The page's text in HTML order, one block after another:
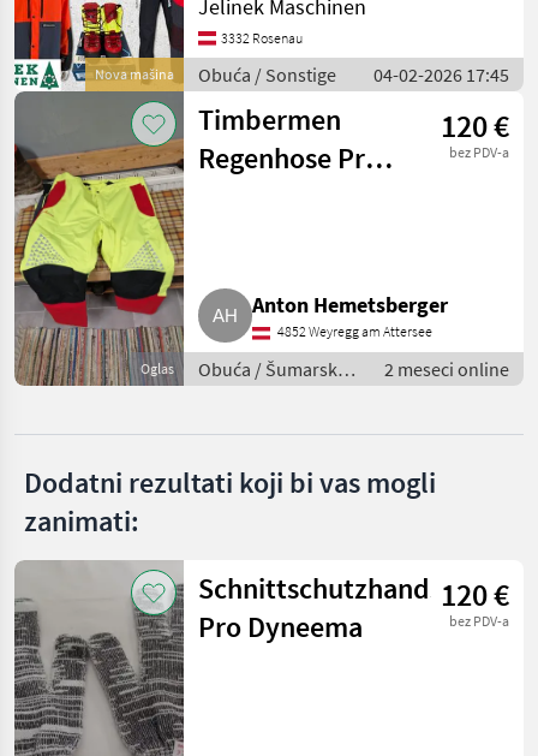
Marketplace
Ponude
trgovaca
Oglasi
Nova mašina
Thermohosen, Concept
Outdoorhosen, Gladiator
Extrem & Keprotec Schnitt
Jelinek Maschinen
3332 Rosenau
Obuća / Sonstige 04-02-2026 17:45
Oglas
Timbermen
Regenhose Pro
120 €
bez PDV-a
Anton Hemetsberger
4852 Weyregg am Attersee
Obuća / Šumarska
odjeća
2 meseci online
Dodatni rezultati koji bi vas mogli
zanimati:
Schnittschutzhandschuhe
Pro Dyneema
120 €
bez PDV-a